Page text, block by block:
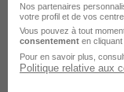
Nos partenaires
votre profil et de vos
Vous pouvez à tout
consentement en
Pour en savoir plus,
Politique relative aux